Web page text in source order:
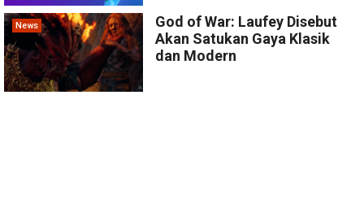
News
God of War: Laufey Disebut
Akan Satukan Gaya Klasik
dan Modern